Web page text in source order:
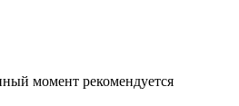
момент рекомендуется